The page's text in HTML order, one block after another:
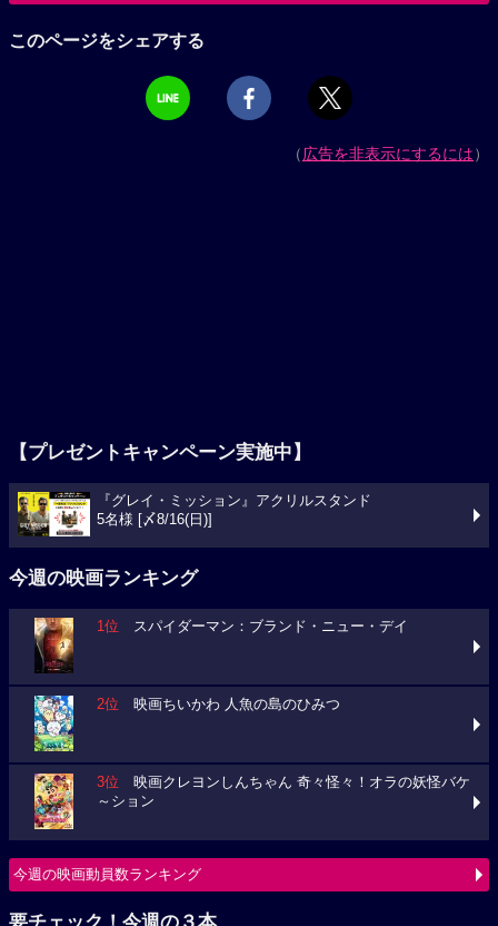
このページをシェアする
（広告を非表示にするには）
【プレゼントキャンペーン実施中】
『グレイ・ミッション』アクリルスタンド
5名様 [〆8/16(日)]
今週の映画ランキング
1位 スパイダーマン：ブランド・ニュー・デイ
2位 映画ちいかわ 人魚の島のひみつ
3位 映画クレヨンしんちゃん 奇々怪々！オラの妖怪バケ
～ション
今週の映画動員数ランキング